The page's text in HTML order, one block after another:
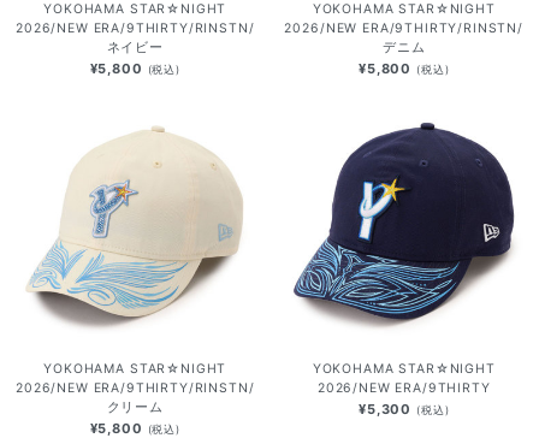
YOKOHAMA STAR☆NIGHT
2026/NEW ERA/9THIRTY/RINSTN/
ネイビー
¥5,800 (税込)
YOKOHAMA STAR☆NIGHT
2026/NEW ERA/9THIRTY/RINSTN/
デニム
¥5,800 (税込)
YOKOHAMA STAR☆NIGHT
2026/NEW ERA/9THIRTY/RINSTN/
クリーム
¥5,800 (税込)
YOKOHAMA STAR☆NIGHT
2026/NEW ERA/9THIRTY
¥5,300 (税込)